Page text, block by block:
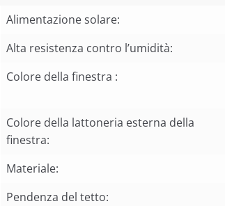
Vetro esterno con pellicola
Alimentazione solare:
Alta resistenza contro l’umidità:
Colore della finestra :
Colore della lattoneria esterna della
finestra:
Materiale:
Pendenza del tetto: